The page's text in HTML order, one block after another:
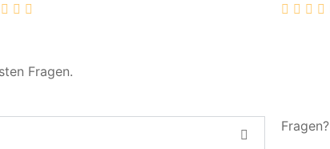
Fragen.
Fragen?